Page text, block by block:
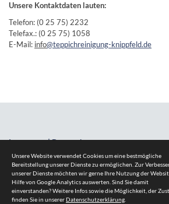
Unsere Kontaktdaten lauten:
Telefon: (0 25 75) 2232
Telefax.: (0 25 75) 1058
E-Mail: info@teppichreinigung-knippfeld.de
Impressum|Datenschutz
© 2026 - Jürgen Knippfeld GmbH & Co KG
Unsere Website verwendet Cookies um eine bestmögliche
Bereitstellung unserer Dienste zu ermöglichen. Zur
unserer Dienste möchten wir gerne Ihre Nutzung der
Hilfe von Google Analytics auswerten. Sind Sie damit
einverstanden? Weitere Infos sowie die Möglichkeit, der
finden Sie in unsererDatenschutzerklärung